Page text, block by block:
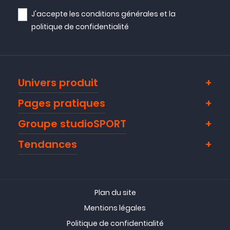
J'accepte lesconditions générales et la
politique de confidentialité
Univers produit
Pages pratiques
Groupe studioSPORT
Tendances
Plan du site
Mentions légales
Politique de confidentialité